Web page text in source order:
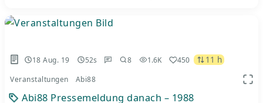
18 Aug. 19 52s 8 1.6K 450 11 h
Veranstaltungen Abi88
Abi88 Pressemeldung danach – 1988